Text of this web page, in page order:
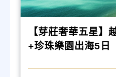
【芽莊奢華五星】
+珍珠樂園出海5日